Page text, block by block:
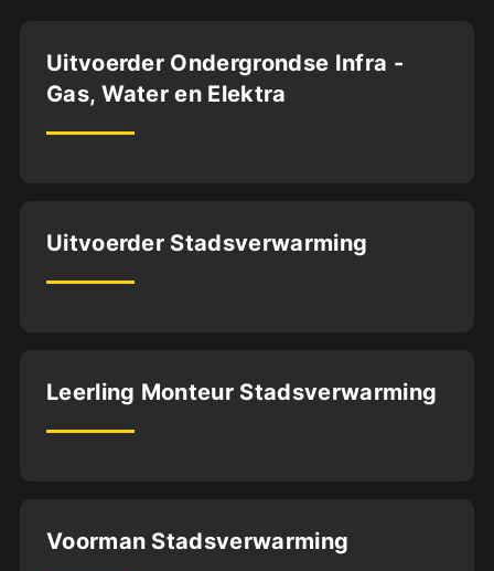
Dordrecht
32
uur
Uitvoerder Ondergrondse Infra -
Gas, Water en Elektra
Zwolle
Uitvoerder Stadsverwarming
Almere
Leerling Monteur Stadsverwarming
Utrecht
Voorman Stadsverwarming